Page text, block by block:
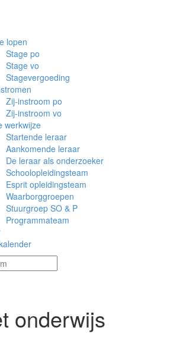
lopen
Stage po
Stage vo
Stagevergoeding
Zij-instroom po
Zij-instroom vo
werkwijze
Startende leraar
Aankomende leraar
De leraar als onderzoeker
Schoolopleidingsteam
Esprit opleidingsteam
Waarborggroepen
Stuurgroep SO & P
Programmateam
onderwijs